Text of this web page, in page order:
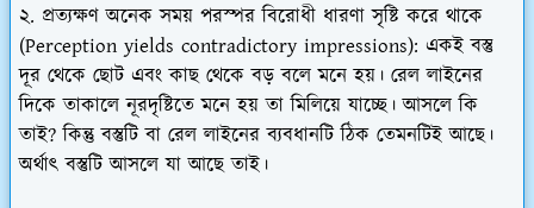
২. প্রত্যক্ষণ অনেক সময় পরস্পর বিরোধী ধারণা সৃষ্টি করে থাকে
(Perception yields contradictory impressions): একই বস্তু
দূর থেকে ছোট এবং কাছ থেকে বড় বলে মনে হয়। রেল লাইনের
দিকে তাকালে নূরদৃষ্টিতে মনে হয় তা মিলিয়ে যাচ্ছে। আসলে কি
তাই? কিন্তু বস্তুটি বা রেল লাইনের ব্যবধানটি ঠিক তেমনটিই আছে।
অর্থাৎ বস্তুটি আসলে যা আছে তাই।